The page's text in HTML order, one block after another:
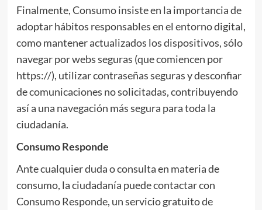
Finalmente, Consumo insiste en la importancia de
adoptar hábitos responsables en el entorno digital,
como mantener actualizados los dispositivos, sólo
navegar por webs seguras (que comiencen por
https://), utilizar contraseñas seguras y desconfiar
de comunicaciones no solicitadas, contribuyendo
así a una navegación más segura para toda la
ciudadanía.
Consumo Responde
Ante cualquier duda o consulta en materia de
consumo, la ciudadanía puede contactar con
Consumo Responde, un servicio gratuito de